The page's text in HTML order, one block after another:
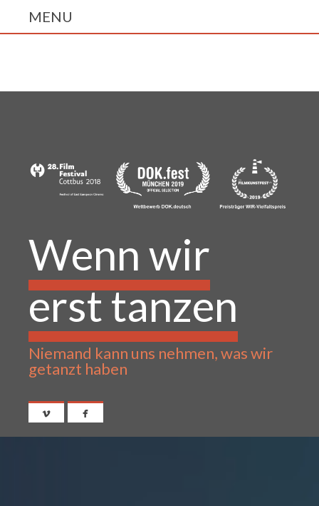
Wenn wir
erst tanzen
Niemand kann uns nehmen, was wir
getanzt haben